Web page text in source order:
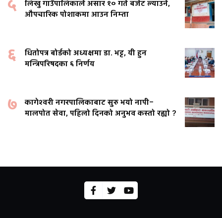
५
लिखु गाउँपालिकाले असार १० गते बजेट ल्याउने,
औपचारिक पोशाकमा आउन निम्ता
६
धितोपत्र बोर्डको अध्यक्षमा डा. भट्ट, यी हुन
मन्त्रिपरिषदका ६ निर्णय
७
कागेश्वरी नगरपालिकाबाट सुरु भयो नापी–
मालपोत सेवा, पहिलो दिनको अनुभव कस्तो रह्यो ?